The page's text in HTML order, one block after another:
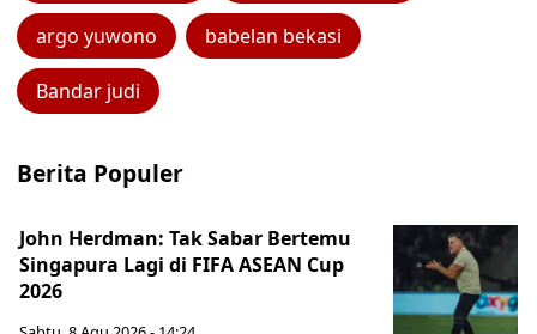
argo yuwono babelan bekasi
Bandar judi
Berita Populer
John Herdman: Tak Sabar Bertemu
Singapura Lagi di FIFA ASEAN Cup
2026